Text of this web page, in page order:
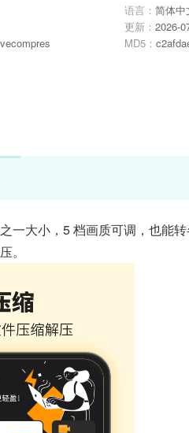
语言： 简体中
更新： 2026-
MD5：
一大小，5 档画质可调，也能
。